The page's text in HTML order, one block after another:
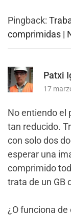
Pingback:
comprimidas |
Patxi
17
No entiendo el
tan reducido.
con solo dos
esperar una
comprimido
trata de un GB
¿O funciona